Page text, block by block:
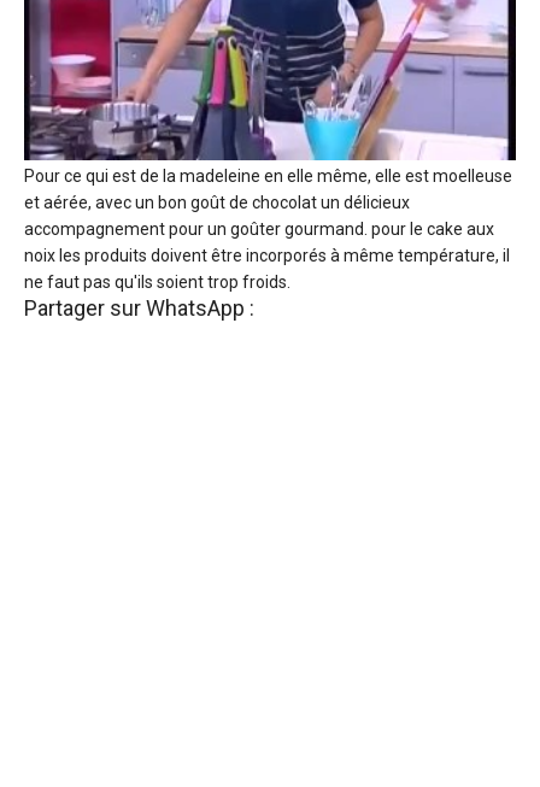
Pour ce qui est de la madeleine en elle même, elle est moelleuse
et aérée, avec un bon goût de chocolat un délicieux
accompagnement pour un goûter gourmand. pour le cake aux
noix les produits doivent être incorporés à même température, il
ne faut pas qu'ils soient trop froids.
Partager sur WhatsApp :